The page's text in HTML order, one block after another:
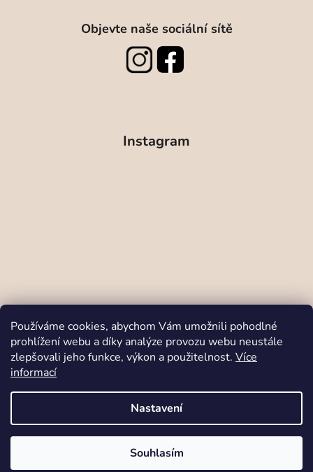
Používáme cookies, abychom Vám umožnili pohodlné
prohlížení webu a díky analýze provozu webu neustále
zlepšovali jeho funkce, výkon a použitelnost. Více
informací
Nastavení
Souhlasím
V srdci Moravy šijeme prémiové oblečení z certifikovaných materiálů
Objevte naše sociální sítě
Instagram
Sledovat na Instagramu
Odstoupit od smlouvy
Vytvořil Shoptet
Copyright 2026Babymo.cz. Všechna práva
Designed and coded by